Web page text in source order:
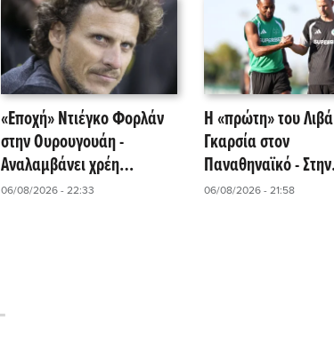
«Εποχή» Ντιέγκο Φορλάν
στην Ουρουγουάη -
Αναλαμβάνει χρέη
προπονητή ο «θρύλος» της
06/08/2026 - 22:33
Η «πρώτη» του
Γκαρσία στον
Παναθηναϊκό - Στην
αποστολή για τη
06/08/2026 - 21:58